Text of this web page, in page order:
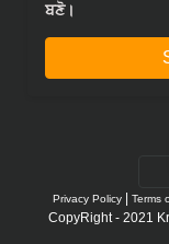
ਬਣੋ।
Privacy Policy Terms
CopyRight - 2021